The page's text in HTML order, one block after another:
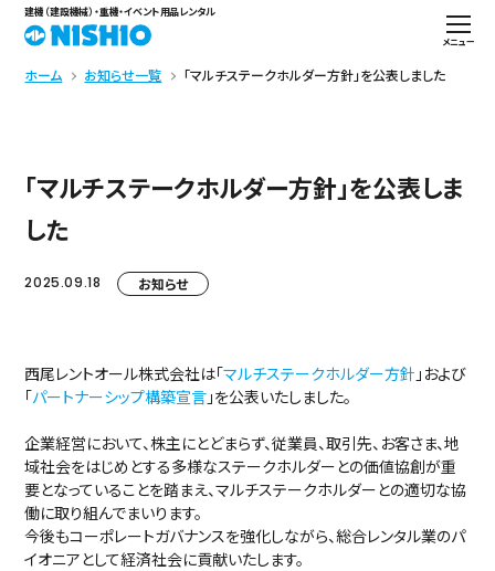
建機（建設機械）・重機・イベント用品レンタル
メニュー
ホーム お知らせ一覧 「マルチステークホルダー方針」を公表しました
「マルチステークホルダー方針」を公表しま
した
2025.09.18 お知らせ
西尾レントオール株式会社は「マルチステークホルダー方針 」および
「パートナーシップ構築宣言 」を公表いたしました。
企業経営において、株主にとどまらず、従業員、取引先、お客さま、地
域社会をはじめとする多様なステークホルダーとの価値協創が重
要となっていることを踏まえ、マルチステークホルダーとの適切な協
働に取り組んでまいります。
今後もコーポレートガバナンスを強化しながら、総合レンタル業のパ
イオニアとして経済社会に貢献いたします。